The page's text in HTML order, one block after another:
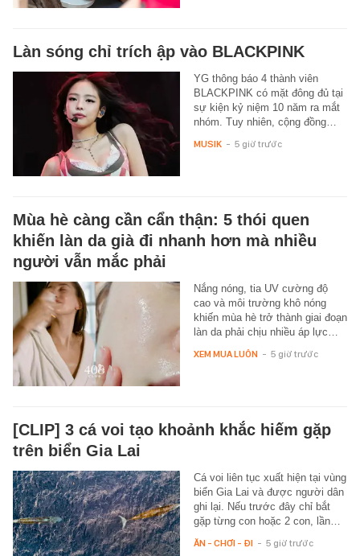
Làn sóng chỉ trích ập vào BLACKPINK
YG thông báo 4 thành viên
BLACKPINK có mặt đông đủ tại
sự kiện kỷ niệm 10 năm ra mắt
nhóm. Tuy nhiên, cộng đồng…
MUSIK - 5 giờ trước
Mùa hè càng cần cẩn thận: 5 thói quen
khiến làn da già đi nhanh hơn mà nhiều
người vẫn mắc phải
Nắng nóng, tia UV cường độ
cao và môi trường khô nóng
khiến mùa hè trở thành giai đoạn
làn da phải chịu nhiều áp lực…
XEM MUA LUÔN - 5 giờ trước
[CLIP] 3 cá voi tạo khoảnh khắc hiếm gặp
trên biển Gia Lai
Cá voi liên tục xuất hiện tại vùng
biển Gia Lai và được người dân
ghi lại. Nếu trước đây chỉ bắt
gặp từng con hoặc 2 con, lần…
ĂN - CHƠI - ĐI - 5 giờ trước